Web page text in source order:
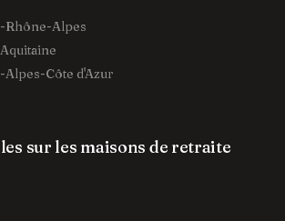
Rhône-Alpes
Côte d'Azur
sur les maisons de retraite